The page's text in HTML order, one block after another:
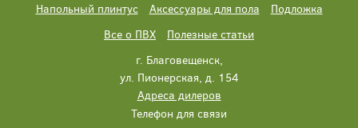
Напольный плинтус
Аксессуары для пола
Подложка
Все о ПВХ
Полезные статьи
г. Благовещенск,
ул. Пионерская, д. 154
Адреса дилеров
Телефон для связи